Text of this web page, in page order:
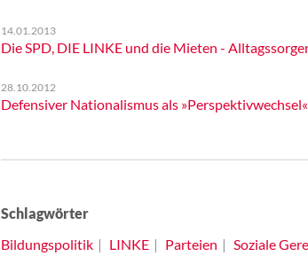
14.01.2013
Die SPD, DIE LINKE und die Mieten -
28.10.2012
Defensiver Nationalismus als
Schlagwörter
Bildungspolitik
LINKE Parteien Soziale